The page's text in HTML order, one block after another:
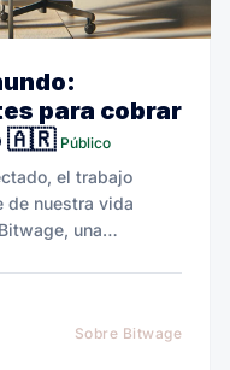
para cobrar
🇦🇷 Público
el trabajo
de nuestra vida
una
Sobre Bitwage